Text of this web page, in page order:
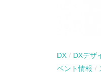
DX / DXデザ
ベント情報 /